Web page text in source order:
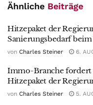
Ähnliche Beiträge
Hitzepaket der
Sanierungsbedarf
von Charles Steiner 6.
Immo-Branche fordert
Hitzepaket der
von Charles Steiner 5.